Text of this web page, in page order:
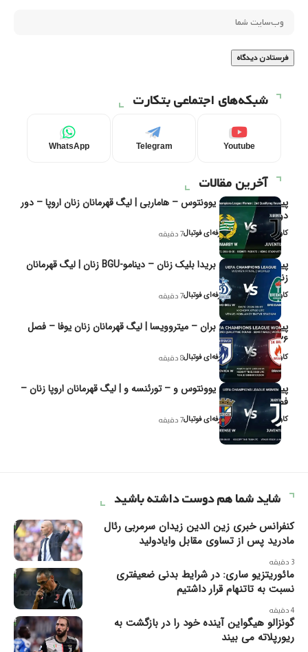
شبکه‌های اجتماعی بتکارت
Youtube
Telegram
WhatsApp
آخرین مقالات
پیش‌بینی و تحلیل یوونتوس – هاماربی | لیگ قهرمانان زنان اروپا – دور
دوم مرحله
کاوه نیک‌فر، تحلیل‌گر حرفه‌ای فوتبال7 دقیقه
پیش‌بینی و تحلیل بریدا بلیک زنان – دینامو-BGU زنان | لیگ قهرمانان
زنان یوفا
کاوه نیک‌فر، تحلیل‌گر حرفه‌ای فوتبال7 دقیقه
پیش‌بینی و تحلیل بران – میتروویسا | لیگ قهرمانان زنان یوفا – فصل
۲۰۲۶
کاوه نیک‌فر، تحلیل‌گر حرفه‌ای فوتبال8 دقیقه
پیش‌بینی و تحلیل یوونتوس و – تورئنسه و | لیگ قهرمانان اروپا زنان –
فصل ۲۰۲۶
کاوه نیک‌فر، تحلیل‌گر حرفه‌ای فوتبال7 دقیقه
شاید شما هم دوست داشته باشید
کنفرانس خبری زین الدین زیدان سرمربی رئال
مادرید پس از تساوی مقابل وایادولید
3 دقیقه
مائوریتزیو ساری: در شرایط بدنی ضعیفتری
نسبت به تاتنهام قرار داشتیم
4 دقیقه
گونزالو هیگواین آینده خود را در بازگشت به
ریورپلاته می بیند